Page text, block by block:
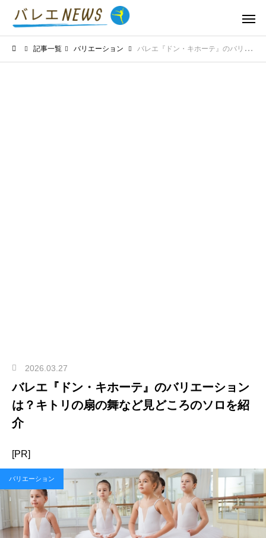
記事一覧 バリエーション バレエ『ドン・キホーテ』のバリエーションは？キトリの扇の舞など見どころのソロを紹介
2026.03.27
バレエ『ドン・キホーテ』のバリエーション
は？キトリの扇の舞など見どころのソロを紹
介
[PR]
バリエーション